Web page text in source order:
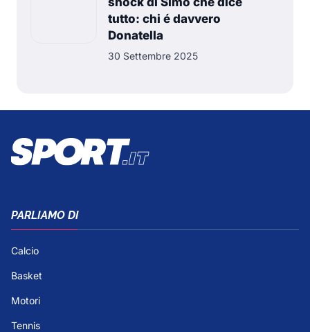
tutto: chi é davvero
Donatella
30 Settembre 2025
PARLIAMO DI
Calcio
Basket
Motori
Tennis